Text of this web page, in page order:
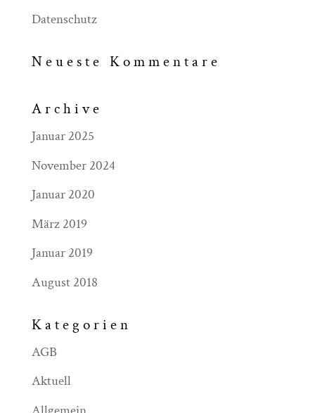
Datenschutz
Neueste Kommentare
Archive
Januar 2025
November 2024
Januar 2020
März 2019
Januar 2019
August 2018
Kategorien
AGB
Aktuell